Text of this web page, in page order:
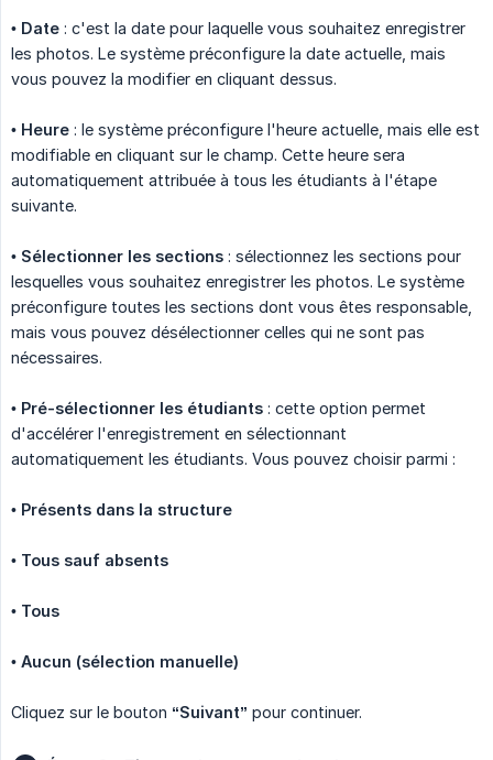
• Date : c'est la date pour laquelle vous souhaitez enregistrer
les photos. Le système préconfigure la date actuelle, mais
vous pouvez la modifier en cliquant dessus.
• Heure : le système préconfigure l'heure actuelle, mais elle est
modifiable en cliquant sur le champ. Cette heure sera
automatiquement attribuée à tous les étudiants à l'étape
suivante.
• Sélectionner les sections : sélectionnez les sections pour
lesquelles vous souhaitez enregistrer les photos. Le système
préconfigure toutes les sections dont vous êtes responsable,
mais vous pouvez désélectionner celles qui ne sont pas
nécessaires.
• Pré-sélectionner les étudiants : cette option permet
d'accélérer l'enregistrement en sélectionnant
automatiquement les étudiants. Vous pouvez choisir parmi :
• Présents dans la structure
• Tous sauf absents
• Tous
• Aucun (sélection manuelle)
Cliquez sur le bouton “Suivant” pour continuer.